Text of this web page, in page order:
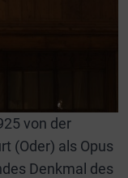
von der
(Oder) als Opus
Denkmal des